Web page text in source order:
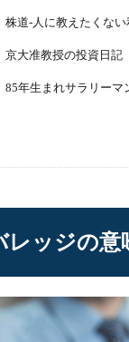
株道‐人に教えたくな
京大准教授の投資日記
85年生まれサラリーマ
レッジの意